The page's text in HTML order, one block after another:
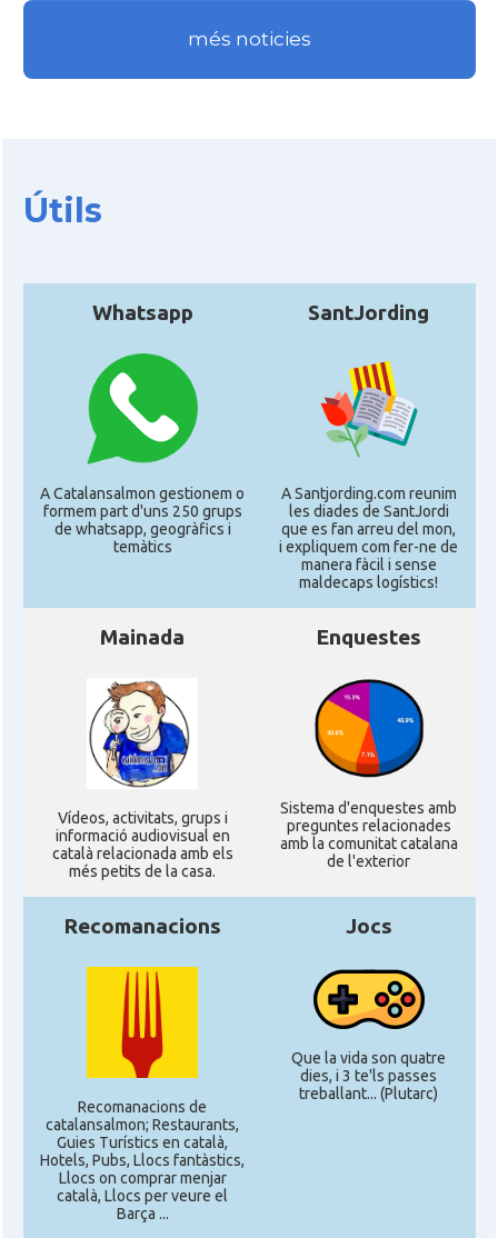
més noticies
Útils
Whatsapp
A Catalansalmon gestionem o
formem part d'uns 250 grups
de whatsapp, geogràfics i
temàtics
SantJording
A Santjording.com reunim
les diades de SantJordi
que es fan arreu del mon,
i expliquem com fer-ne de
manera fàcil i sense
maldecaps logí­stics!
Mainada
Ví­deos, activitats, grups i
informació audiovisual en
català relacionada amb els
més petits de la casa.
Enquestes
Sistema d'enquestes amb
preguntes relacionades
amb la comunitat catalana
de l'exterior
Recomanacions
Recomanacions de
catalansalmon; Restaurants,
Guies Turístics en català,
Hotels, Pubs, Llocs fantàstics,
Llocs on comprar menjar
català, Llocs per veure el
Barça ...
Jocs
Que la vida son quatre
dies, i 3 te'ls passes
treballant... (Plutarc)